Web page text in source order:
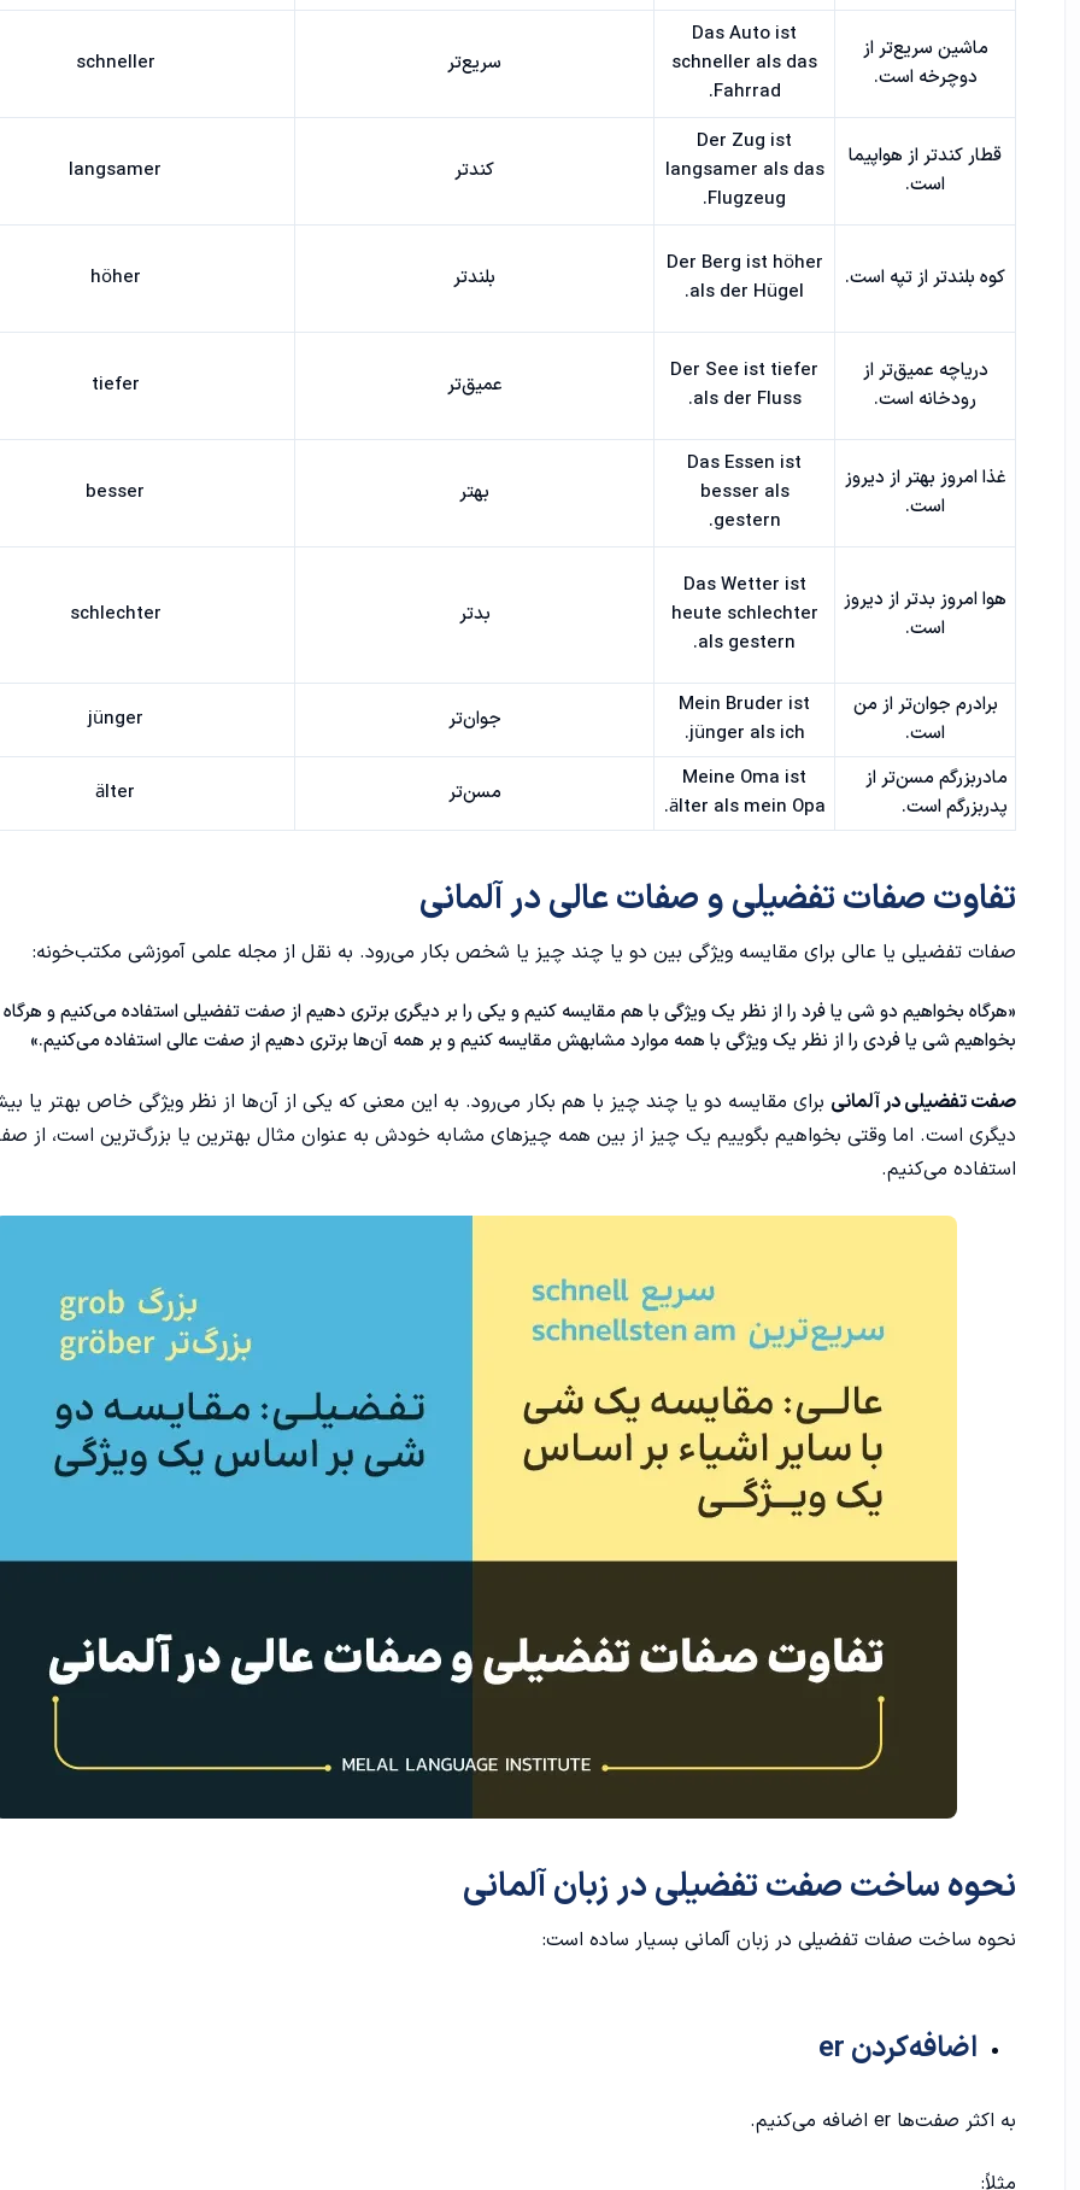
ماشین سریع‌تر از
دوچرخه است.
Das Auto ist
schneller als das
Fahrrad.
سریع‌تر schneller
قطار کندتر از هواپیما
است.
Der Zug ist
langsamer als das
Flugzeug.
کندتر langsamer
کوه بلندتر از تپه است.
Der Berg ist höher
als der Hügel.
بلندتر höher
دریاچه عمیق‌تر از
رودخانه است.
Der See ist tiefer
als der Fluss.
عمیق‌تر tiefer
غذا امروز بهتر از دیروز
است.
Das Essen ist
besser als
gestern.
بهتر besser
هوا امروز بدتر از دیروز
است.
Das Wetter ist
heute schlechter
als gestern.
بدتر schlechter
برادرم جوان‌تر از من
است.
Mein Bruder ist
jünger als ich.
جوان‌تر jünger
مادربزرگم مسن‌تر از
پدربزرگم است.
Meine Oma ist
älter als mein Opa.
مسن‌تر älter
تفاوت صفات تفضیلی و صفات عالی در آلمانی
صفات تفضیلی یا عالی برای مقایسه ویژگی بین دو یا چند چیز یا شخص بکار می‌رود. به نقل از مجله علمی آموزشی مکتب‌خونه:
«هرگاه بخواهیم دو شی یا فرد را از نظر یک ویژگی با هم مقایسه کنیم و یکی را بر دیگری برتری دهیم از صفت تفضیلی استفاده می‌کنیم و هرگاه
بخواهیم شی یا فردی را از نظر یک ویژگی با همه‌ موارد مشابهش مقایسه کنیم و بر همه‌ آن‌ها برتری دهیم از صفت عالی استفاده می‌کنیم.»
صفت تفضیلی در آلمانی برای مقایسه دو یا چند چیز با هم بکار می‌رود. به این معنی که یکی از آن‌ها از نظر ویژگی خاص بهتر یا
دیگری است. اما وقتی بخواهیم بگوییم یک چیز از بین همه چیزهای مشابه خودش به عنوان مثال بهترین یا بزرگ‌ترین است، از
استفاده می‌کنیم.
نحوه‌ ساخت صفت تفضیلی در زبان آلمانی
نحوه‌ ساخت صفات تفضیلی در زبان آلمانی بسیار ساده ا‌ست:
اضافه‌کردن er
به اکثر صفت‌ها er اضافه می‌کنیم.
مثلاً: